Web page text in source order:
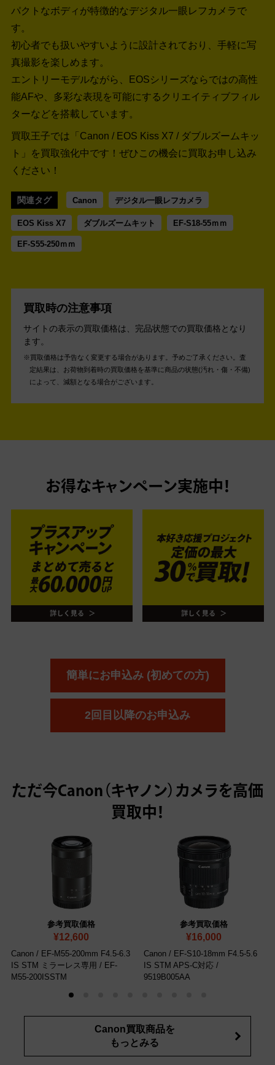
パクトなボディが特徴的なデジタル一眼レフカメラで
す。
初心者でも扱いやすいように設計されており、手軽に写
真撮影を楽しめます。
エントリーモデルながら、EOSシリーズならではの高性
能AFや、多彩な表現を可能にするクリエイティブフィル
ターなどを搭載しています。
買取王子では「Canon / EOS Kiss X7 / ダブルズームキッ
ト」を買取強化中です！ ぜひこの機会に買取お申し込み
ください！
関連タグ Canon デジタル一眼レフカメラ
EOS Kiss X7 ダブルズームキット EF-S18-55ｍｍ
EF-S55-250ｍｍ
買取時の注意事項
サイトの表示の買取価格は、完品状態での買取価格となり
ます。
買取価格は予告なく変更する場合があります。予めご了承ください。 査
定結果は、お荷物到着時の買取価格を基準に商品の状態(汚れ・傷・不備)
によって、減額となる場合がございます。
お得なキャンペーン実施中！
簡単にお申込み (初めての方)
2回目以降のお申込み
ただ今Canon（キヤノン）カメラを高価
買取中！
参考買取価格
¥12,600
Canon / EF-M55-200mm F4.5-6.3
IS STM ミラーレス専用 / ‎EF-
M55-200ISSTM
参考買取価格
¥16,000
Canon / EF-S10-18mm F4.5-5.6
IS STM APS-C対応 /
9519B005AA
Canon買取商品を
もっとみる